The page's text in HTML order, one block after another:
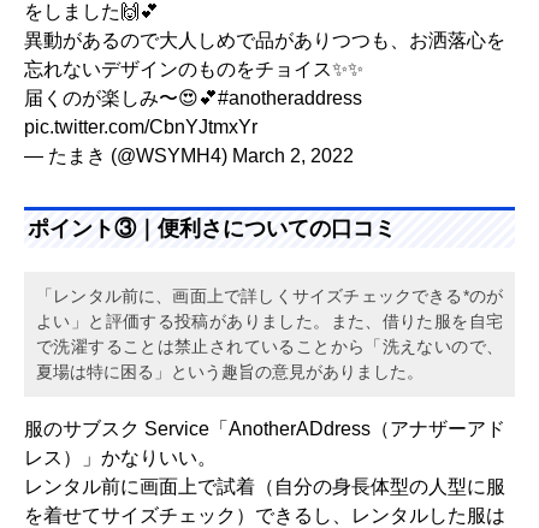
をしました🙌💕
異動があるので大人しめで品がありつつも、お洒落心を
忘れないデザインのものをチョイス✨✨
届くのが楽しみ〜😍💕#anotheraddress
pic.twitter.com/CbnYJtmxYr
— たまき (@WSYMH4) March 2, 2022
ポイント③｜便利さについての口コミ
「レンタル前に、画面上で詳しくサイズチェックできる*のが
よい」と評価する投稿がありました。また、借りた服を自宅
で洗濯することは禁止されていることから「洗えないので、
夏場は特に困る」という趣旨の意見がありました。
服のサブスク Service「AnotherADdress（アナザーアド
レス）」かなりいい。
レンタル前に画面上で試着（自分の身長体型の人型に服
を着せてサイズチェック）できるし、レンタルした服は